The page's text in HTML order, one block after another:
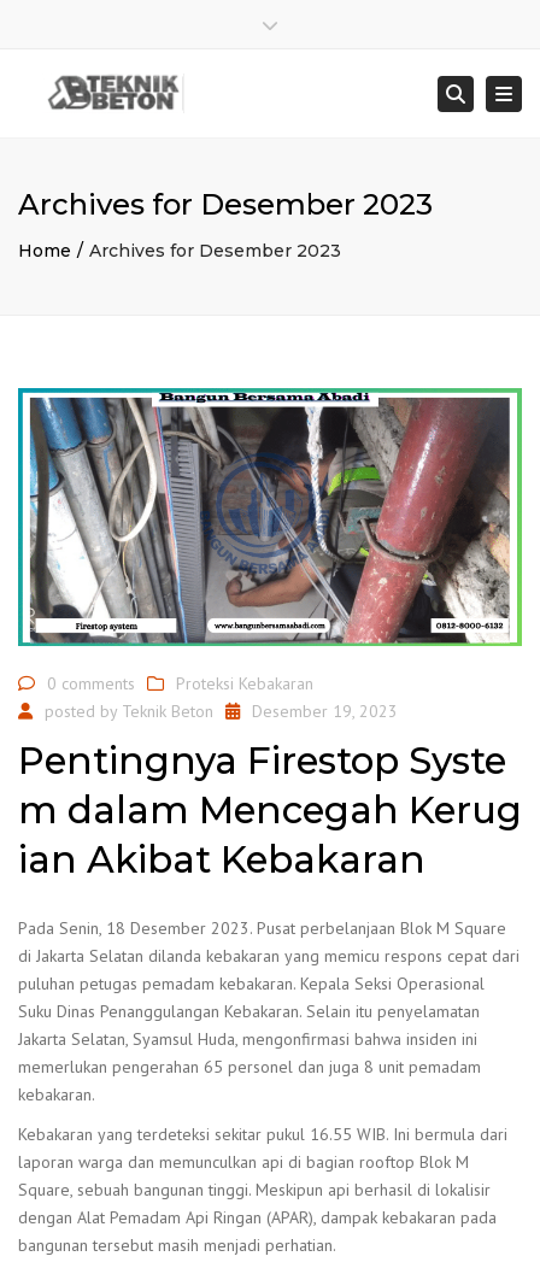
Sen – Jum : 8:00 – 17:00
021 8278 4845
bangunbersamaabadi@gmail.com
Archives for Desember 2023
Home Archives for Desember 2023
0 comments
Proteksi Kebakaran
posted by Teknik Beton Desember 19, 2023
Pentingnya Firestop Syste
m dalam Mencegah Kerug
ian Akibat Kebakaran
Pada Senin, 18 Desember 2023. Pusat perbelanjaan Blok M Square
di Jakarta Selatan dilanda kebakaran yang memicu respons cepat dari
puluhan petugas pemadam kebakaran. Kepala Seksi Operasional
Suku Dinas Penanggulangan Kebakaran. Selain itu penyelamatan
Jakarta Selatan, Syamsul Huda, mengonfirmasi bahwa insiden ini
memerlukan pengerahan 65 personel dan juga 8 unit pemadam
kebakaran.
Kebakaran yang terdeteksi sekitar pukul 16.55 WIB. Ini bermula dari
laporan warga dan memunculkan api di bagian rooftop Blok M
Square, sebuah bangunan tinggi. Meskipun api berhasil di lokalisir
dengan Alat Pemadam Api Ringan (APAR), dampak kebakaran pada
bangunan tersebut masih menjadi perhatian.